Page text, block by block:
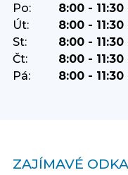
Po:
8:00 -
Út:
8:00 - 11:30
St:
8:00 -
Čt:
8:00 - 11:30
Pá:
8:00 - 11:30
ZAJÍMAVÉ